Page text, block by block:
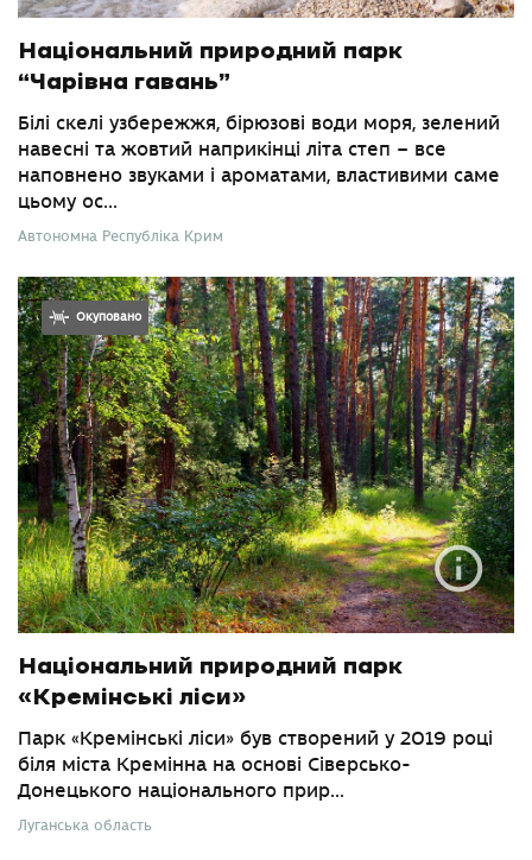
Національний природний парк
“Чарівна гавань”
Білі скелі узбережжя, бірюзові води моря, зелений
навесні та жовтий наприкінці літа степ – все
наповнено звуками і ароматами, властивими саме
цьому ос...
Автономна Республіка Крим
Окуповано
Національний природний парк
«Кремінські ліси»
Парк «Кремінські ліси» був створений у 2019 році
біля міста Кремінна на основі Сіверсько-
Донецького національного прир...
Луганська область